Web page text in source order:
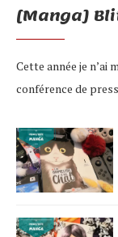
[Manga]
Cette année je n’ai
conférence de